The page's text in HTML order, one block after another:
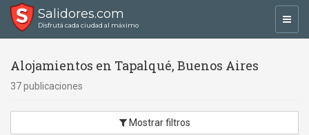
Salidores.com
Disfrutá cada ciudad al máximo
Alojamientos en Tapalqué, Buenos Aires
37 publicaciones
Mostrar filtros